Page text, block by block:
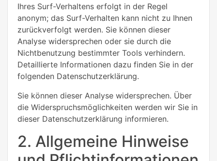
Ihres Surf-Verhaltens erfolgt in der Regel
anonym; das Surf-Verhalten kann nicht zu Ihnen
zurückverfolgt werden. Sie können dieser
Analyse widersprechen oder sie durch die
Nichtbenutzung bestimmter Tools verhindern.
Detaillierte Informationen dazu finden Sie in der
folgenden Datenschutzerklärung.
Sie können dieser Analyse widersprechen. Über
die Widerspruchsmöglichkeiten werden wir Sie in
dieser Datenschutzerklärung informieren.
2. Allgemeine Hinweise